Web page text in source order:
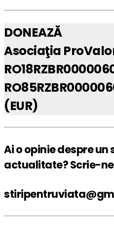
DONEAZĂ
Asociaţia
(EUR)
Ai o opinie despre un
actualitate? Scrie-